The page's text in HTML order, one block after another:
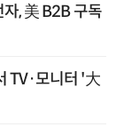
, 美 B2B 구독
TV·모니터 '大